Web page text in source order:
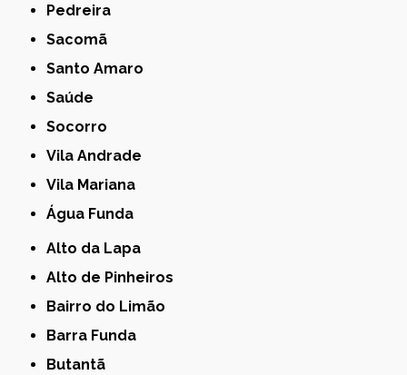
Pedreira
Sacomã
Santo Amaro
Saúde
Socorro
Vila Andrade
Vila Mariana
Água Funda
Alto da Lapa
Alto de Pinheiros
Bairro do Limão
Barra Funda
Butantã